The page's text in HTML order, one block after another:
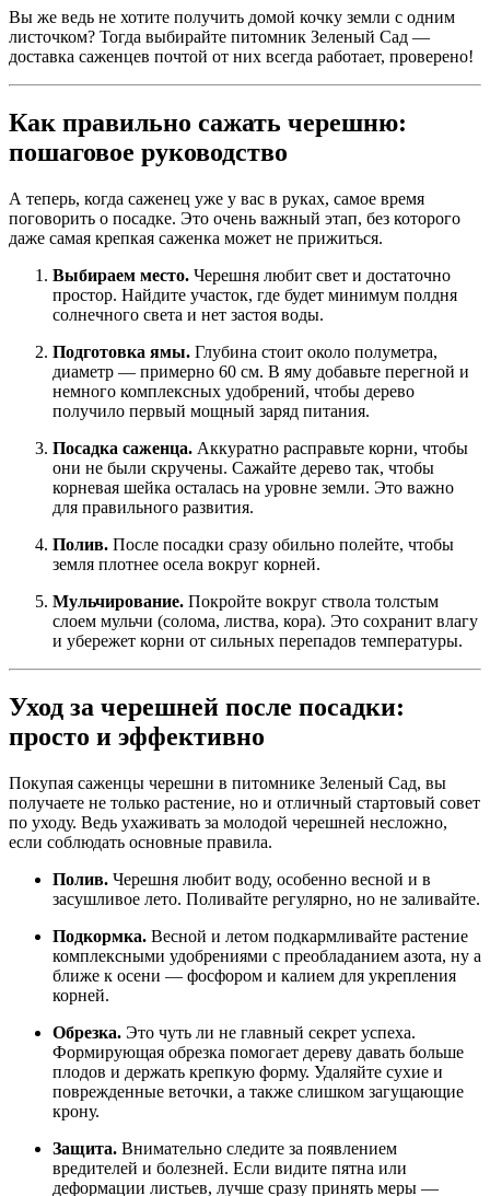
Вы же ведь не хотите получить домой кочку земли с одним
листочком? Тогда выбирайте питомник Зеленый Сад —
доставка саженцев почтой от них всегда работает, проверено!
Как правильно сажать черешню:
пошаговое руководство
А теперь, когда саженец уже у вас в руках, самое время
поговорить о посадке. Это очень важный этап, без которого
даже самая крепкая саженка может не прижиться.
Выбираем место. Черешня любит свет и достаточно
простор. Найдите участок, где будет минимум полдня
солнечного света и нет застоя воды.
Подготовка ямы. Глубина стоит около полуметра,
диаметр — примерно 60 см. В яму добавьте перегной и
немного комплексных удобрений, чтобы дерево
получило первый мощный заряд питания.
Посадка саженца. Аккуратно расправьте корни, чтобы
они не были скручены. Сажайте дерево так, чтобы
корневая шейка осталась на уровне земли. Это важно
для правильного развития.
Полив. После посадки сразу обильно полейте, чтобы
земля плотнее осела вокруг корней.
Мульчирование. Покройте вокруг ствола толстым
слоем мульчи (солома, листва, кора). Это сохранит влагу
и убережет корни от сильных перепадов температуры.
Уход за черешней после посадки:
просто и эффективно
Покупая саженцы черешни в питомнике Зеленый Сад, вы
получаете не только растение, но и отличный стартовый совет
по уходу. Ведь ухаживать за молодой черешней несложно,
если соблюдать основные правила.
Полив. Черешня любит воду, особенно весной и в
засушливое лето. Поливайте регулярно, но не заливайте.
Подкормка. Весной и летом подкармливайте растение
комплексными удобрениями с преобладанием азота, ну а
ближе к осени — фосфором и калием для укрепления
корней.
Обрезка. Это чуть ли не главный секрет успеха.
Формирующая обрезка помогает дереву давать больше
плодов и держать крепкую форму. Удаляйте сухие и
поврежденные веточки, а также слишком загущающие
крону.
Защита. Внимательно следите за появлением
вредителей и болезней. Если видите пятна или
деформации листьев, лучше сразу принять меры —